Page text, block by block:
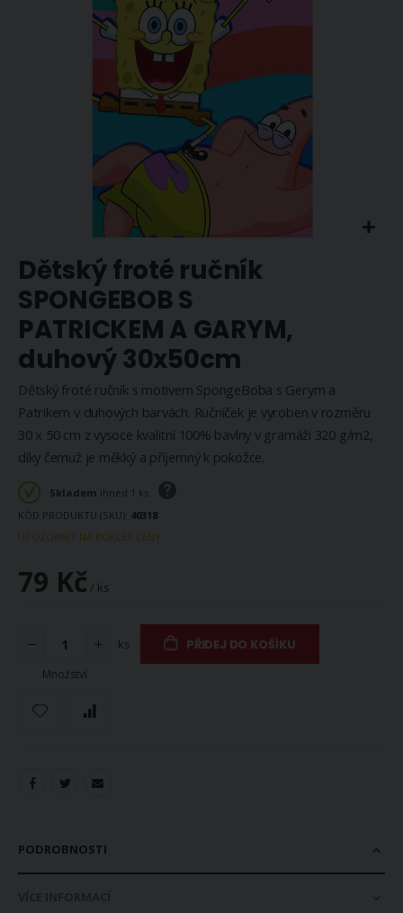
na
začátek
galerie
s
obrázky
Dětský froté ručník
SPONGEBOB S
PATRICKEM A GARYM,
duhový 30x50cm
Dětský froté ručník s motivem SpongeBoba s Gerym a
Patrikem v duhových barvách. Ručníček je vyroben v rozměru
30 x 50 cm z vysoce kvalitní 100% bavlny v gramáži 320 g/m2,
díky čemuž je měkký a příjemný k pokožce.
Skladem ihned 1 ks
KÓD PRODUKTU (SKU) 40318
UPOZORNIT NA POKLES CENY
79 Kč / ks
Množství
ks PŘIDEJ DO KOŠÍKU
PODROBNOSTI